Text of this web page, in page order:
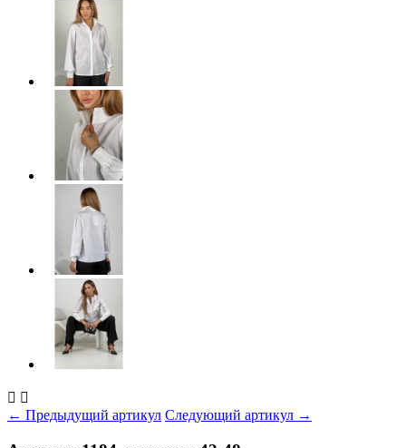
 
← Предыдущий артикул Следующий артикул →